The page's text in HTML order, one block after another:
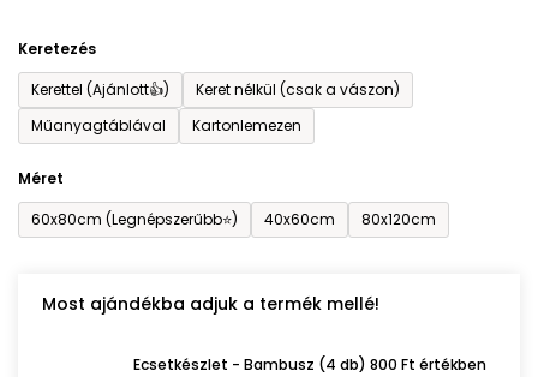
Keretezés
Kerettel (Ajánlott👍)
Keret nélkül (csak a vászon)
Műanyagtáblával
Kartonlemezen
Méret
60x80cm (Legnépszerűbb⭐)
40x60cm 80x120cm
Most ajándékba adjuk a termék mellé!
Ecsetkészlet - Bambusz (4 db) 800 Ft értékben